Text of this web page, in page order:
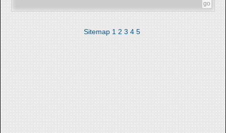
Sitemap 1 2 3 4 5